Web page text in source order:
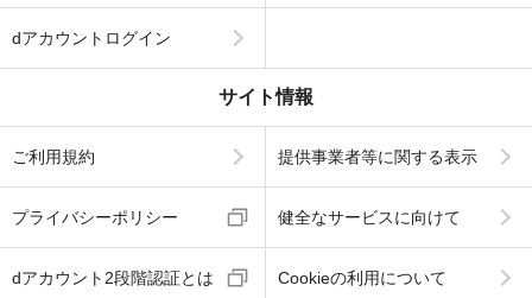
dアカウントログイン
サイト情報
ご利用規約 提供事業者等に関する表示
プライバシーポリシー 健全なサービスに向けて
dアカウント2段階認証とは Cookieの利用について